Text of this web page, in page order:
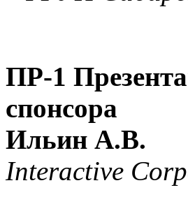
ПР-1
спонсора
Ильин А.В.
Interactive